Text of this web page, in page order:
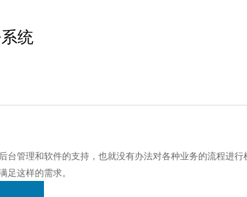
统
管理和软件的支持，也就没有办法对各种业务的流程进行
足这样的需求。